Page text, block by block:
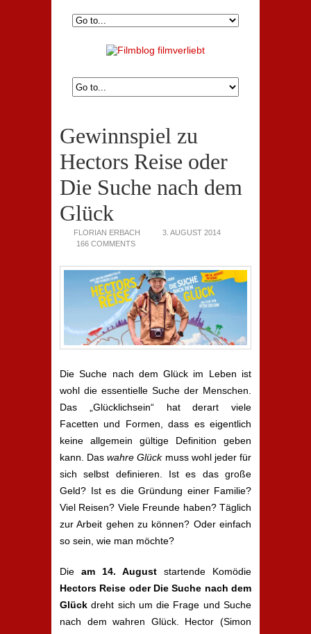
Gewinnspiel zu
Hectors Reise oder
Die Suche nach dem
Glück
FLORIAN ERBACH
3. AUGUST 2014
166 COMMENTS
Die Suche nach dem Glück im Leben ist
wohl die essentielle Suche der Menschen.
Das „Glücklichsein“ hat derart viele
Facetten und Formen, dass es eigentlich
keine allgemein gültige Definition geben
kann. Daswahre Glückmuss wohl jeder für
sich selbst definieren. Ist es das große
Geld? Ist es die Gründung einer Familie?
Viel Reisen? Viele Freunde haben? Täglich
zur Arbeit gehen zu können? Oder einfach
so sein, wie man möchte?
Die am 14. August startende Komödie
Hectors Reise oder Die Suche nach dem
Glück dreht sich um die Frage und Suche
nach dem wahren Glück. Hector (Simon